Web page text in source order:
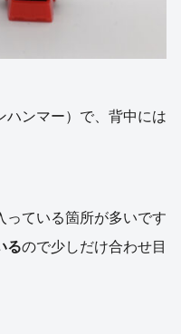
ハンマー）で、背中には
っている箇所が多いです
るので少しだけ合わせ目